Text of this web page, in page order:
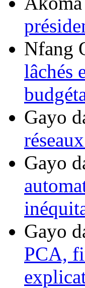
Nfang
lâchés
Gayo
Gayo
Gayo
PCA,